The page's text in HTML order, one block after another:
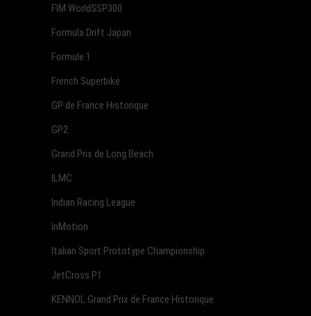
FIM WorldSSP300
Formula Drift Japan
Formule 1
French Superbike
GP de France Historique
GP2
Grand Prix de Long Beach
ILMC
Indian Racing League
InMotion
Italian Sport Prototype Championship
JetCross P1
KENNOL Grand Prix de France Historique